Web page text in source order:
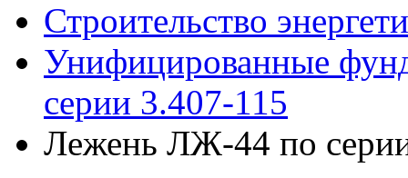
Строительство
Унифицированные
серии 3.407-115
Лежень ЛЖ-44 по